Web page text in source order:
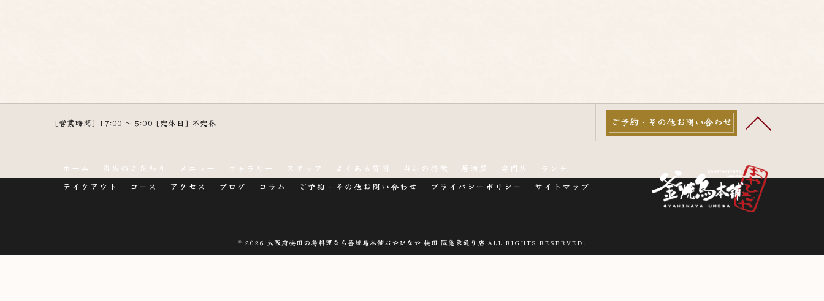
[営業時間] 17:00 ～ 5:00 [定休日] 不定休 ご予約・その他お問い合わせ
ホーム 当店のこだわり メニュー ギャラリー スタッフ よくある質問 当店の特徴 居酒屋 専門店
ランチ
テイクアウト
コース アクセス ブログ コラム ご予約・その他お問い合わせ プライバシーポリシー サイトマップ
© 2026 大阪府梅田の鳥料理なら釜焼鳥本舗おやひなや 梅田 阪急東通り店 ALL RIGHTS RESERVED.